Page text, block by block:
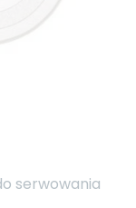
serwowania